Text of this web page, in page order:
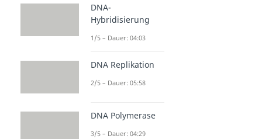
DNA-
Hybridisierung
1/5 – Dauer: 04:03
DNA Replikation
2/5 – Dauer: 05:58
DNA Polymerase
3/5 – Dauer: 04:29